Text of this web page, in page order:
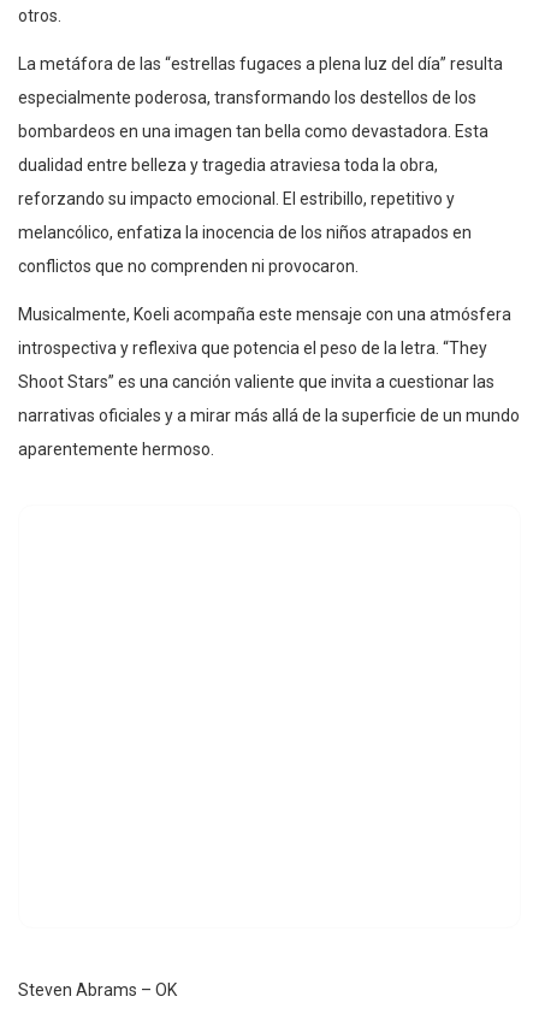
otros.
La metáfora de las “estrellas fugaces a plena luz del día” resulta
especialmente poderosa, transformando los destellos de los
bombardeos en una imagen tan bella como devastadora. Esta
dualidad entre belleza y tragedia atraviesa toda la obra,
reforzando su impacto emocional. El estribillo, repetitivo y
melancólico, enfatiza la inocencia de los niños atrapados en
conflictos que no comprenden ni provocaron.
Musicalmente, Koeli acompaña este mensaje con una atmósfera
introspectiva y reflexiva que potencia el peso de la letra. “They
Shoot Stars” es una canción valiente que invita a cuestionar las
narrativas oficiales y a mirar más allá de la superficie de un mundo
aparentemente hermoso.
Steven Abrams – OK